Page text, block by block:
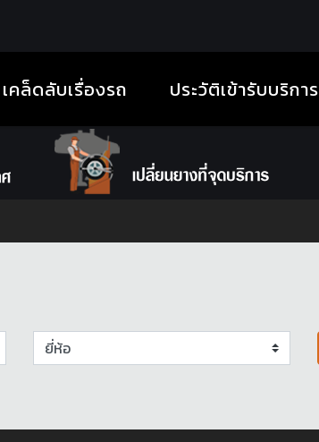
เคล็ดลับเรื่องรถ ประวัติเข้ารับบริการ